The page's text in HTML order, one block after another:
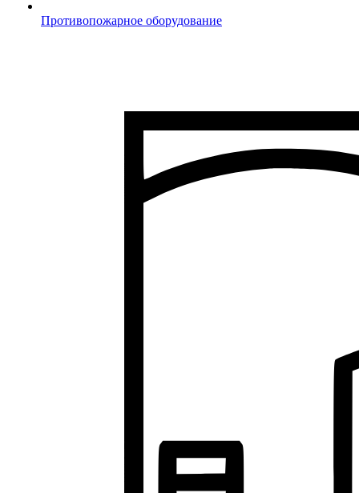
Противопожарное оборудование